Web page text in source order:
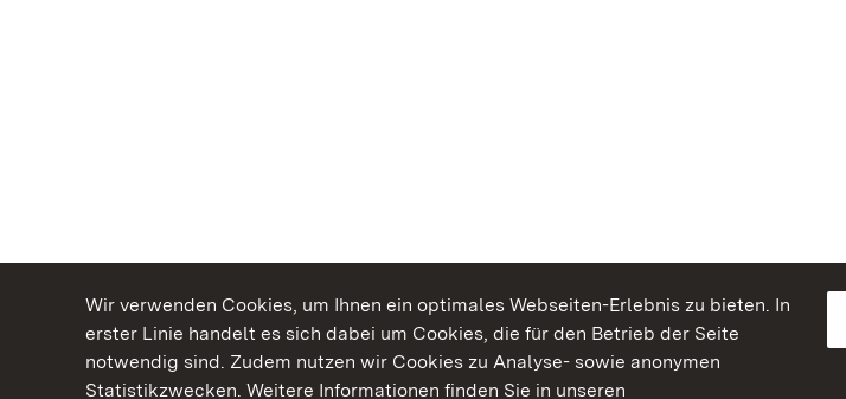
Wir verwenden Cookies, um Ihnen ein optimales Webseiten-Erlebnis zu bieten. In
erster Linie handelt es sich dabei um Cookies, die für den Betrieb der Seite
notwendig sind. Zudem nutzen wir Cookies zu Analyse- sowie anonymen
Statistikzwecken. Weitere Informationen finden Sie in unseren